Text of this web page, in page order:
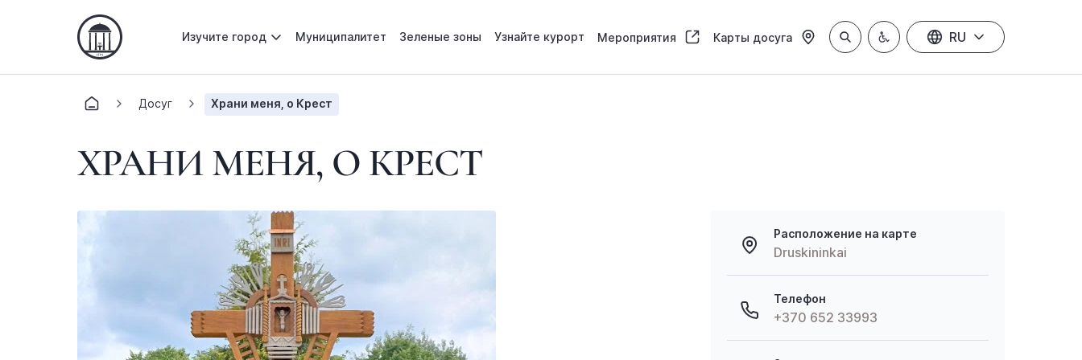
Изучите город Муниципалитет Зеленые зоны Узнайте курорт Мероприятия Карты досуга RU
Досуг Храни меня, о Крест
ХРАНИ МЕНЯ, О КРЕСТ
Расположение на карте
Druskininkai
Телефон
+370 652 33993